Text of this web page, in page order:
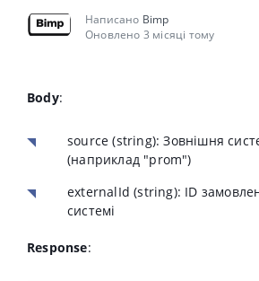
Написано Bimp
Оновлено 3 місяці тому
Body:
source(string):Зовнішня
(наприклад "prom")
externalId(string): ID
системі
Response: